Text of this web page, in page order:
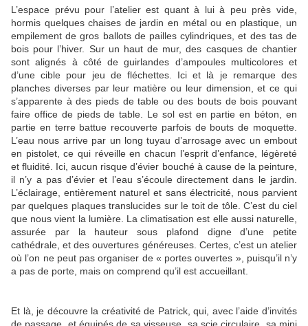
L’espace prévu pour l’atelier est quant à lui à peu près vide,
hormis quelques chaises de jardin en métal ou en plastique, un
empilement de gros ballots de pailles cylindriques, et des tas de
bois pour l’hiver. Sur un haut de mur, des casques de chantier
sont alignés à côté de guirlandes d’ampoules multicolores et
d’une cible pour jeu de fléchettes. Ici et là je remarque des
planches diverses par leur matière ou leur dimension, et ce qui
s’apparente à des pieds de table ou des bouts de bois pouvant
faire office de pieds de table. Le sol est en partie en béton, en
partie en terre battue recouverte parfois de bouts de moquette.
L’eau nous arrive par un long tuyau d’arrosage avec un embout
en pistolet, ce qui réveille en chacun l’esprit d’enfance, légèreté
et fluidité. Ici, aucun risque d’évier bouché à cause de la peinture,
il n’y a pas d’évier et l’eau s’écoule directement dans le jardin.
L’éclairage, entièrement naturel et sans électricité, nous parvient
par quelques plaques translucides sur le toit de tôle. C’est du ciel
que nous vient la lumière. La climatisation est elle aussi naturelle,
assurée par la hauteur sous plafond digne d’une petite
cathédrale, et des ouvertures généreuses. Certes, c’est un atelier
où l’on ne peut pas organiser de « portes ouvertes », puisqu’il n’y
a pas de porte, mais on comprend qu’il est accueillant.
Et là, je découvre la créativité de Patrick, qui, avec l’aide d’invités